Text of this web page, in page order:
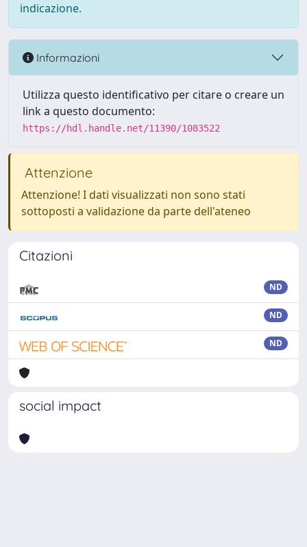
indicazione.
Informazioni
Utilizza questo identificativo per citare o creare un
link a questo documento:
https://hdl.handle.net/11390/1083522
Attenzione
Attenzione! I dati visualizzati non sono stati
sottoposti a validazione da parte dell'ateneo
Citazioni
ND
ND
ND
social impact